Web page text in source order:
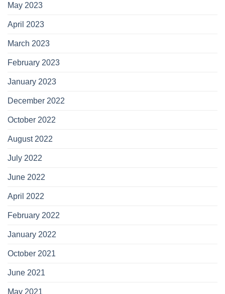
May 2023
April 2023
March 2023
February 2023
January 2023
December 2022
October 2022
August 2022
July 2022
June 2022
April 2022
February 2022
January 2022
October 2021
June 2021
May 2021